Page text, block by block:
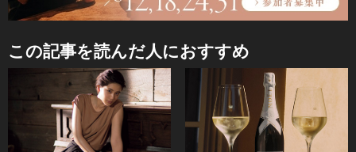
この記事を読んだ人におすすめ